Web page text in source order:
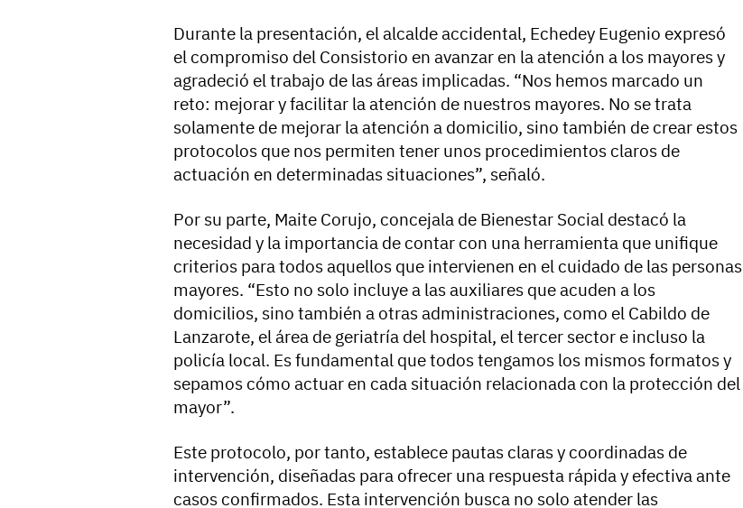
Durante la presentación, el alcalde accidental, Echedey Eugenio expresó
el compromiso del Consistorio en avanzar en la atención a los mayores y
agradeció el trabajo de las áreas implicadas. “Nos hemos marcado un
reto: mejorar y facilitar la atención de nuestros mayores. No se trata
solamente de mejorar la atención a domicilio, sino también de crear estos
protocolos que nos permiten tener unos procedimientos claros de
actuación en determinadas situaciones”, señaló.
Por su parte, Maite Corujo, concejala de Bienestar Social destacó la
necesidad y la importancia de contar con una herramienta que unifique
criterios para todos aquellos que intervienen en el cuidado de las personas
mayores. “Esto no solo incluye a las auxiliares que acuden a los
domicilios, sino también a otras administraciones, como el Cabildo de
Lanzarote, el área de geriatría del hospital, el tercer sector e incluso la
policía local. Es fundamental que todos tengamos los mismos formatos y
sepamos cómo actuar en cada situación relacionada con la protección del
mayor”.
Este protocolo, por tanto, establece pautas claras y coordinadas de
intervención, diseñadas para ofrecer una respuesta rápida y efectiva ante
casos confirmados. Esta intervención busca no solo atender las